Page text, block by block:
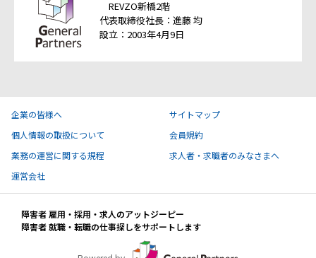
REVZO新橋2階
代表取締役社長：進藤 均
設立：2003年4月9日
企業の皆様へ
サイトマップ
個人情報の取扱について
会員規約
業務の運営に関する規程
求人者・求職者のみなさまへ
運営会社
障害者 雇用・採用・求人のアットジーピー
障害者 就職・転職の仕事探しをサポートします